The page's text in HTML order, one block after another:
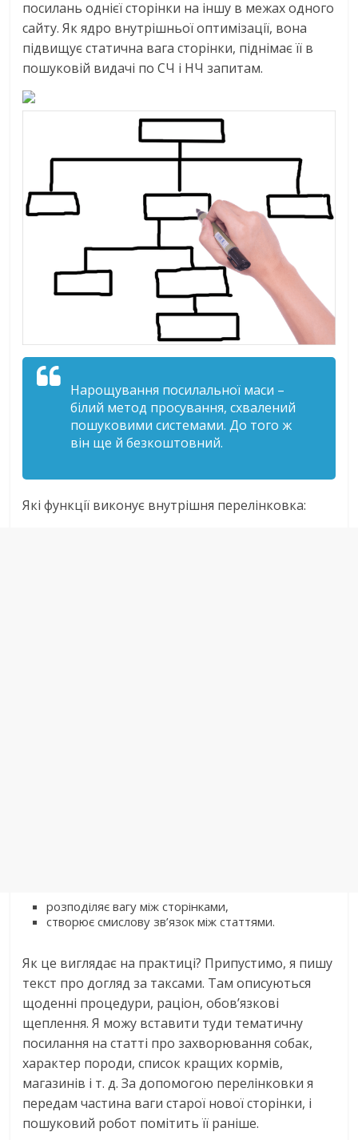
посилань однієї сторінки на іншу в межах одного
сайту. Як ядро внутрішньої оптимізації, вона
підвищує статична вага сторінки, піднімає її в
пошуковій видачі по СЧ і НЧ запитам.
Нарощування посилальної маси –
білий метод просування, схвалений
пошуковими системами. До того ж
він ще й безкоштовний.
Які функції виконує внутрішня перелінковка:
розподіляє вагу між сторінками,
створює смислову зв’язок між статтями.
Як це виглядає на практиці? Припустимо, я пишу
текст про догляд за таксами. Там описуються
щоденні процедури, раціон, обов’язкові
щеплення. Я можу вставити туди тематичну
посилання на статті про захворювання собак,
характер породи, список кращих кормів,
магазинів і т. д. За допомогою перелінковки я
передам частина ваги старої нової сторінки, і
пошуковий робот помітить її раніше.